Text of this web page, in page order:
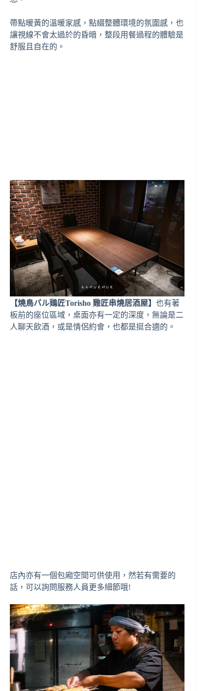
帶點暖黃的溫暖家感，點綴整體環境的氛圍感，也
讓視線不會太過於的昏暗，整段用餐過程的體驗是
舒服且自在的。
【燒鳥バル鶏匠Torisho 雞匠串燒居酒屋】 也有著
板前的座位區域，桌面亦有一定的深度，無論是二
人聊天飲酒，或是情侶約會，也都是挺合適的。
店內亦有一個包廂空間可供使用，然若有需要的
話，可以詢問服務人員更多細節哦!